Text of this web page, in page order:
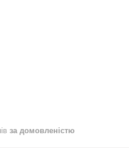
за домовленістю